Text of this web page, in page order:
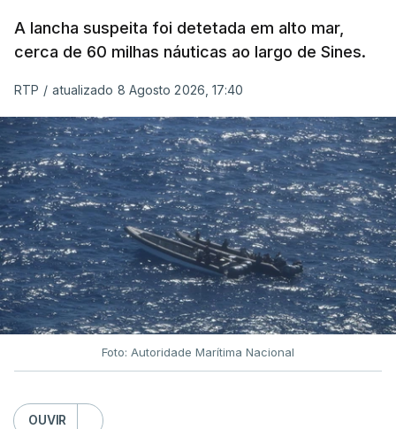
A lancha suspeita foi detetada em alto mar,
cerca de 60 milhas náuticas ao largo de Sines.
RTP / atualizado 8 Agosto 2026, 17:40
Foto: Autoridade Marítima Nacional
OUVIR